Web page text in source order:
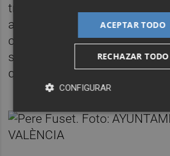
tras ser investigado y
accidente de Viveros y que
competencias de Cultura
su cargo de concejal, el
que se está "haciendo lo
ACEPTAR TODO
RECHAZAR TODO
CONFIGURAR